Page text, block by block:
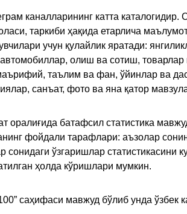
каналларининг катта
таркиби ҳақида етарлича
учун қулайлик яратади:
олиш ва сотиш,
таълим ва фан, ўйинлар ва
санъат, фото ва яна қатор
оралиғида батафсил статистика
фойдали тарафлари: аъзолар
ўзгаришлар статистикасини
ҳолда кўришлари мумкин.
саҳифаси мавжуд бўлиб унда